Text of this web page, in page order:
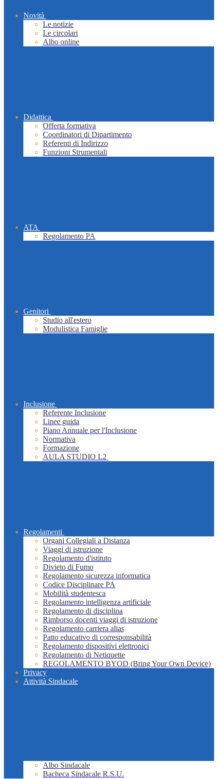
Novità
Le notizie
Le circolari
Albo online
Didattica
Offerta formativa
Coordinatori di Dipartimento
Referenti di Indirizzo
Funzioni Strumentali
ATA
Regolamento PA
Genitori
Studio all'estero
Modulistica Famiglie
Inclusione
Referente Inclusione
Linee guida
Piano Annuale per l'Inclusione
Normativa
Formazione
AULA STUDIO L2
Regolamenti
Organi Collegiali a Distanza
Viaggi di istruzione
Regolamento d'istituto
Divieto di Fumo
Regolamento sicurezza informatica
Codice Disciplinare PA
Mobilità studentesca
Regolamento intelligenza artificiale
Regolamento di disciplina
Rimborso docenti viaggi di istruzione
Regolamento carriera alias
Patto educativo di corresponsabilità
Regolamento dispositivi elettronici
Regolamento di Netiquette
REGOLAMENTO BYOD (Bring Your Own Device)
Privacy
Attività Sindacale
Albo Sindacale
Bacheca Sindacale R.S.U.